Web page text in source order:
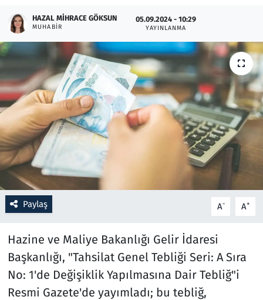
HAZAL MIHRACE GÖKSUN
MUHABIR
05.09.2024 - 10:29
YAYINLANMA
Paylaş A- A+
Hazine ve Maliye Bakanlığı Gelir İdaresi
Başkanlığı, "Tahsilat Genel Tebliği Seri: A Sıra
No: 1'de Değişiklik Yapılmasına Dair Tebliğ"i
Resmi Gazete'de yayımladı; bu tebliğ,
Oyun
Ramazan
Resmi İlanlar
Rüya Tabirleri
Sağlık
Savunma Sanayi
Seçim 2023
Teknoloji ve Bilim
Televizyon